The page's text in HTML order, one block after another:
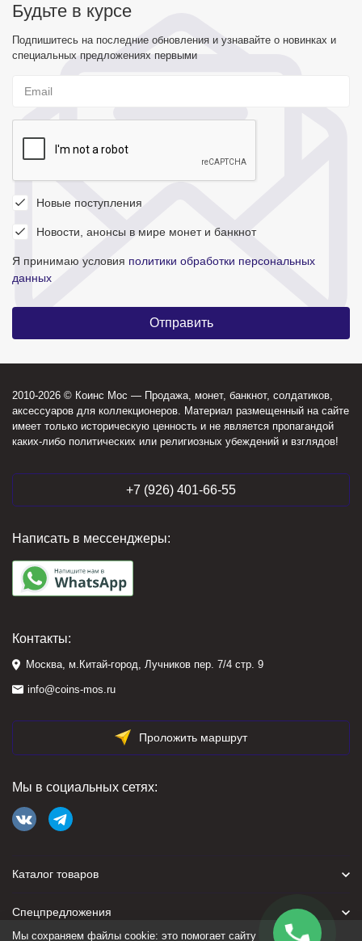
Будьте в курсе
Подпишитесь на последние обновления и узнавайте о новинках и
специальных предложениях первыми
Новые поступления
Новости, анонсы в мире монет и банкнот
Я принимаю условия политики обработки персональных
данных
2010-2026 © Коинс Мос — Продажа, монет, банкнот, солдатиков,
аксессуаров для коллекционеров. Материал размещенный на сайте
имеет только историческую ценность и не является пропагандой
каких-либо политических или религиозных убеждений и взглядов!
+7 (926) 401-66-55
Написать в мессенджеры:
Контакты:
Москва, м.Китай-город, Лучников пер. 7/4 стр. 9
info@coins-mos.ru
Проложить маршрут
Мы в социальных сетях:
Каталог товаров
Спецпредложения
Мы сохраняем файлы cookie: это помогает сайту